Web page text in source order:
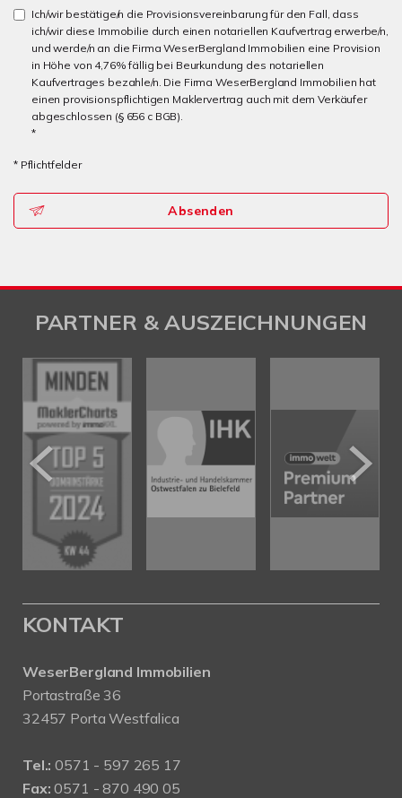
Ich/wir bestätige/n die Provisionsvereinbarung für den Fall, dass
ich/wir diese Immobilie durch einen notariellen Kaufvertrag erwerbe/n,
und werde/n an die Firma WeserBergland Immobilien eine Provision
in Höhe von 4,76% fällig bei Beurkundung des notariellen
Kaufvertrages bezahle/n. Die Firma WeserBergland Immobilien hat
einen provisionspflichtigen Maklervertrag auch mit dem Verkäufer
abgeschlossen (§ 656 c BGB).
*
* Pflichtfelder
Absenden
PARTNER & AUSZEICHNUNGEN
KONTAKT
WeserBergland Immobilien
Portastraße 36
32457 Porta Westfalica
Tel.: 0571 - 597 265 17
Fax: 0571 - 870 490 05